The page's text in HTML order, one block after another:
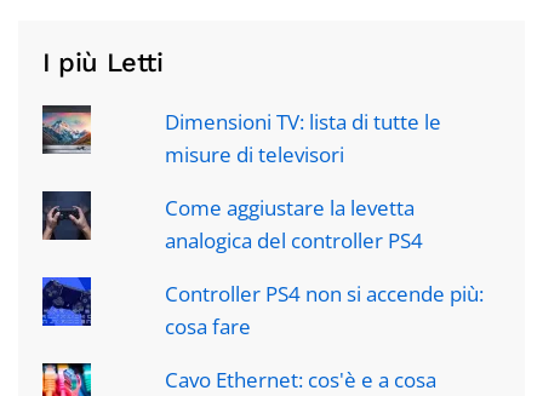
I più Letti
Dimensioni TV: lista di tutte le
misure di televisori
Come aggiustare la levetta
analogica del controller PS4
Controller PS4 non si accende più:
cosa fare
Cavo Ethernet: cos'è e a cosa